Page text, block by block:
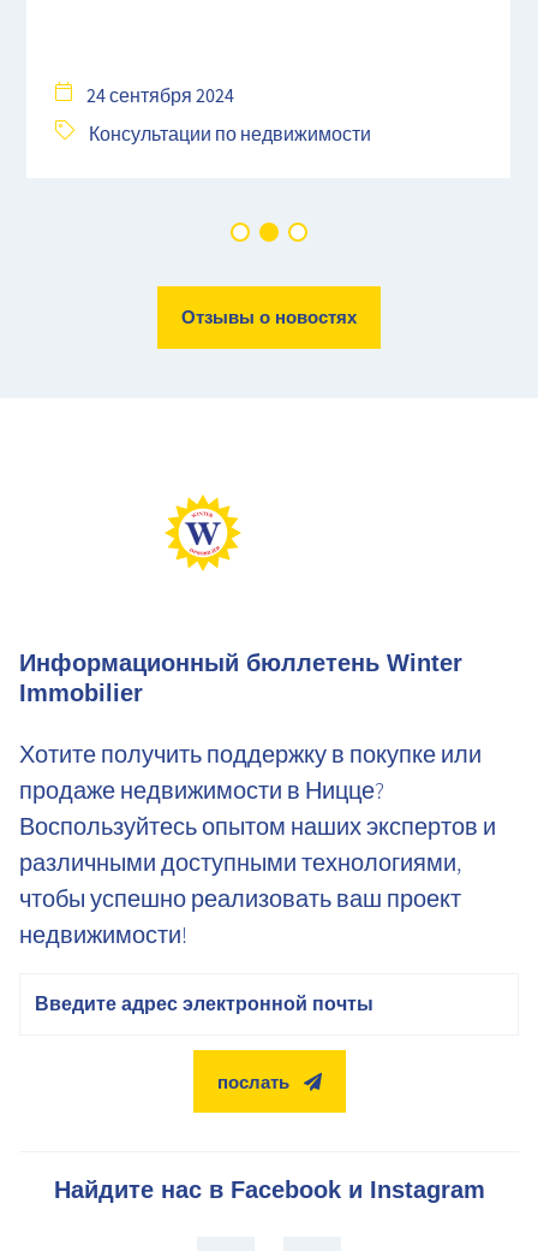
24 сентября 2024
Консультации по недвижимости
Отзывы о новостях
Информационный бюллетень Winter
Immobilier
Хотите получить поддержку в покупке или
продаже недвижимости в Ницце?
Воспользуйтесь опытом наших экспертов и
различными доступными технологиями,
чтобы успешно реализовать ваш проект
недвижимости!
послать
Найдите нас в Facebook и Instagram